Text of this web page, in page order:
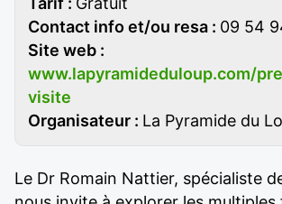
Contact info et/ou resa : 09 54
Site web :
www.lapyramideduloup.com/
visite
Organisateur : La Pyramide du
Le Dr Romain Nattier, spécialiste